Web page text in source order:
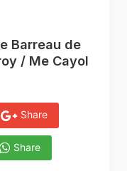
Barreau de
/ Me Cayol
Share
Share